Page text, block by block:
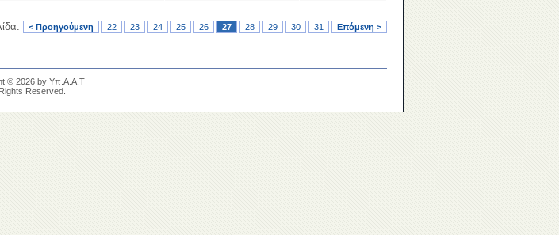
< Προηγούμενη 22 23 24 25 26 27 28 29 30 31 Επόμενη >
© 2026 by Υπ.Α.Α.Τ
Reserved.